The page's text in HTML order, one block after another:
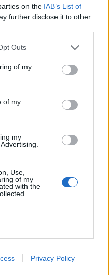
on the IAB’s List of
further disclose it to other
Outs
of my
of my
my
Use,
of my
with the
Privacy Policy
συμφωνία
δυναμική για την